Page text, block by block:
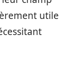
utile